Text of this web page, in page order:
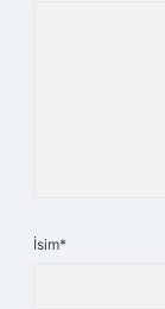
İsim*